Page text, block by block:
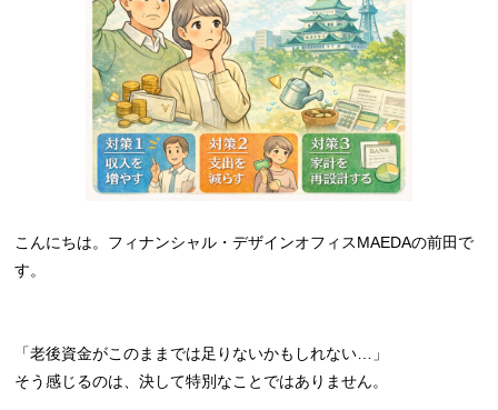
こんにちは。フィナンシャル・デザインオフィスMAEDAの前田で
す。
「老後資金がこのままでは足りないかもしれない…」
そう感じるのは、決して特別なことではありません。